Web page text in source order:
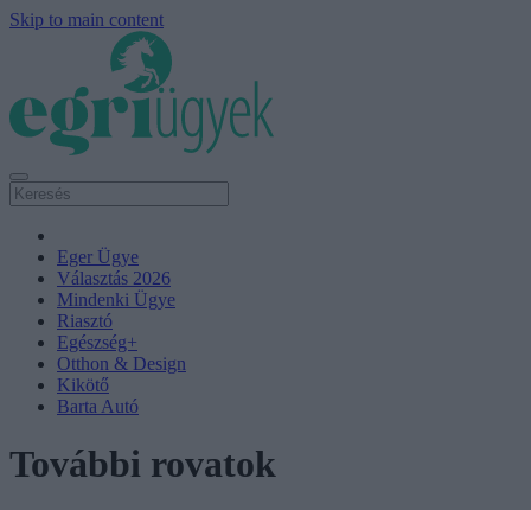
Skip to main content
Eger Ügye
Választás 2026
Mindenki Ügye
Riasztó
Egészség+
Otthon & Design
Kikötő
Barta Autó
További rovatok